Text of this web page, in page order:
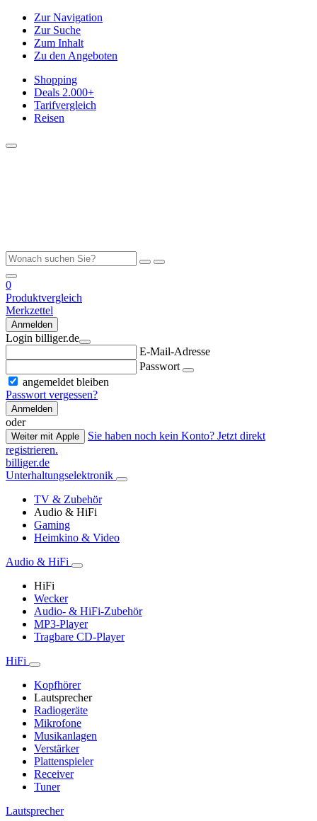
Zur Navigation
Zur Suche
Zum Inhalt
Zu den Angeboten
Shopping
Deals 2.000+
Tarifvergleich
Reisen
0
Produktvergleich
Merkzettel
Anmelden
Login billiger.de
E-Mail-Adresse
Passwort
angemeldet bleiben
Passwort vergessen?
Anmelden
oder
Weiter mit Apple
Sie haben noch kein Konto? Jetzt direkt
registrieren.
billiger.de
Unterhaltungselektronik
TV & Zubehör
Audio & HiFi
Gaming
Heimkino & Video
Audio & HiFi
HiFi
Wecker
Audio- & HiFi-Zubehör
MP3-Player
Tragbare CD-Player
HiFi
Kopfhörer
Lautsprecher
Radiogeräte
Mikrofone
Musikanlagen
Verstärker
Plattenspieler
Receiver
Tuner
Lautsprecher